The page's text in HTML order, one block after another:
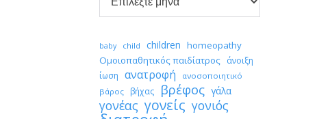
Αρχείο
baby child children homeopathy
Ομοιοπαθητικός παιδίατρος άνοιξη
ίωση ανατροφή
ανοσοποιητικό
βάρος
βήχας βρέφος γάλα
γονέας γονείς γονιός